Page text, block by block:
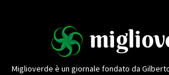
Miglioverde è un giornale fondato da